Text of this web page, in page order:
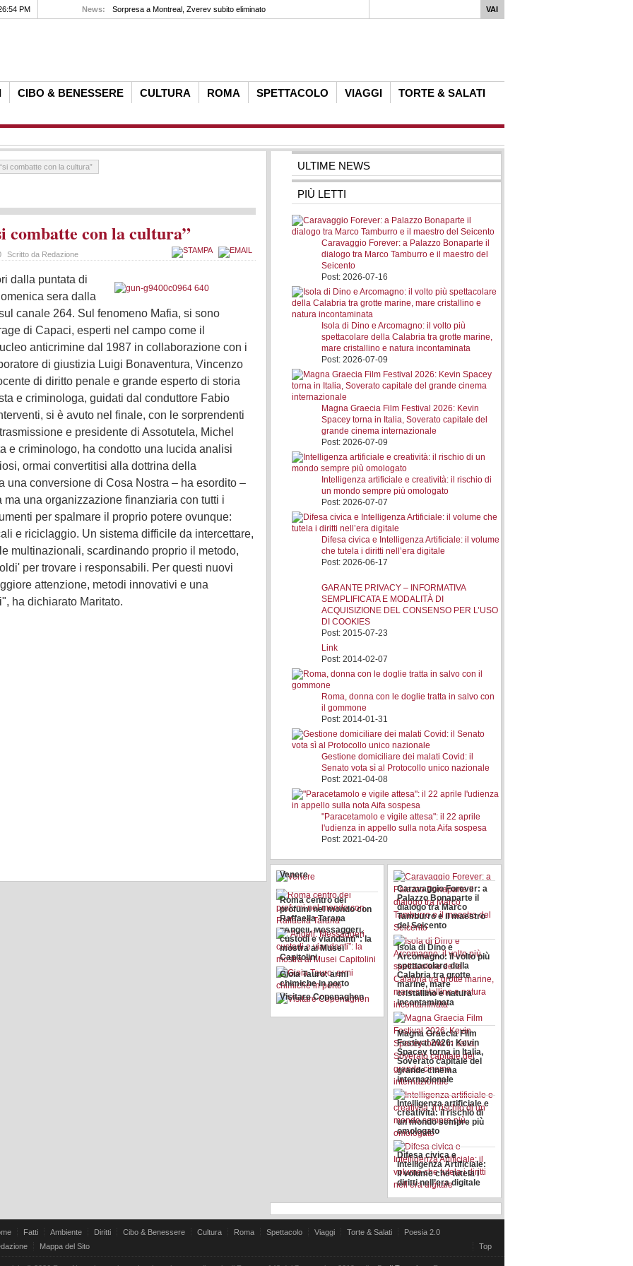
CIBO & BENESSERE CULTURA ROMA SPETTACOLO VIAGGI
TORTE & SALATI
PM News: Sorpresa a Montreal, Zverev subito eliminato
combatte con la cultura”
con la cultura”
Scritto da Redazione
dalla puntata di
sera dalla
canale 264. Sul fenomeno Mafia, si sono
di Capaci, esperti nel campo come il
anticrimine dal 1987 in collaborazione con i
di giustizia Luigi Bonaventura, Vincenzo
di diritto penale e grande esperto di storia
e criminologa, guidati dal conduttore Fabio
si è avuto nel finale, con le sorprendenti
e presidente di Assotutela, Michel
e criminologo, ha condotto una lucida analisi
ormai convertitisi alla dottrina della
una conversione di Cosa Nostra – ha esordito –
una organizzazione finanziaria con tutti i
per spalmare il proprio potere ovunque:
e riciclaggio. Un sistema difficile da intercettare,
multinazionali, scardinando proprio il metodo,
per trovare i responsabili. Per questi nuovi
attenzione, metodi innovativi e una
ha dichiarato Maritato.
ULTIME NEWS
PIÙ LETTI
Caravaggio Forever: a Palazzo Bonaparte il
dialogo tra Marco Tamburro e il maestro del
Seicento
Post: 2026-07-16
Isola di Dino e Arcomagno: il volto più
spettacolare della Calabria tra grotte marine,
mare cristallino e natura incontaminata
Post: 2026-07-09
Magna Graecia Film Festival 2026: Kevin
Spacey torna in Italia, Soverato capitale del
grande cinema internazionale
Post: 2026-07-09
Intelligenza artificiale e creatività: il rischio di
un mondo sempre più omologato
Post: 2026-07-07
Difesa civica e Intelligenza Artificiale: il volume
che tutela i diritti nell’era digitale
Post: 2026-06-17
GARANTE PRIVACY – INFORMATIVA
SEMPLIFICATA E MODALITÀ DI
ACQUISIZIONE DEL CONSENSO PER L’USO
DI COOKIES
Post: 2015-07-23
Link
Post: 2014-02-07
Roma, donna con le doglie tratta in salvo con
il gommone
Post: 2014-01-31
Gestione domiciliare dei malati Covid: il
Senato vota sì al Protocollo unico nazionale
Post: 2021-04-08
"Paracetamolo e vigile attesa": il 22 aprile
l'udienza in appello sulla nota Aifa sospesa
Post: 2021-04-20
Venere
Roma centro dei
profumi nel mondo con
Raffaella Tarana
“Angeli. Messaggeri,
custodi e viandanti”: la
mostra ai Musei
Capitolini
Gioia Tauro: armi
chimiche in porto
Visitare Copenaghen
Caravaggio Forever: a
Palazzo Bonaparte il
dialogo tra Marco
Tamburro e il maestro
del Seicento
Isola di Dino e
Arcomagno: il volto più
spettacolare della
Calabria tra grotte
marine, mare
cristallino e natura
incontaminata
Magna Graecia Film
Festival 2026: Kevin
Spacey torna in Italia,
Soverato capitale del
grande cinema
internazionale
Intelligenza artificiale e
creatività: il rischio di
un mondo sempre più
omologato
Difesa civica e
Intelligenza Artificiale:
il volume che tutela i
diritti nell’era digitale
Fatti Ambiente Diritti Cibo & Benessere Cultura Roma Spettacolo Viaggi Torte & Salati
Poesia 2.0
Mappa del Sito Top